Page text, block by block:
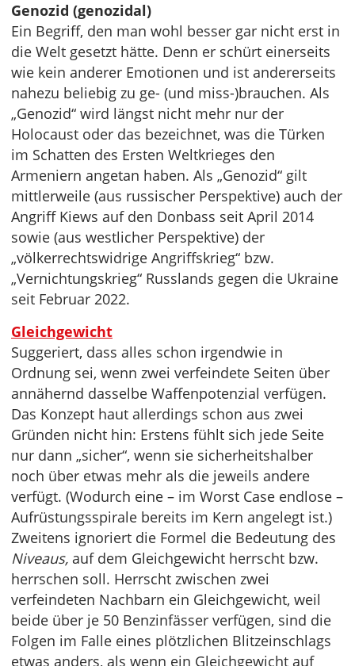
Genozid (genozidal)
Ein Begriff, den man wohl besser gar nicht erst in
die Welt gesetzt hätte. Denn er schürt einerseits
wie kein anderer Emotionen und ist andererseits
nahezu beliebig zu ge- (und miss-)brauchen. Als
„Genozid“ wird längst nicht mehr nur der
Holocaust oder das bezeichnet, was die Türken
im Schatten des Ersten Weltkrieges den
Armeniern angetan haben. Als „Genozid“ gilt
mittlerweile (aus russischer Perspektive) auch der
Angriff Kiews auf den Donbass seit April 2014
sowie (aus westlicher Perspektive) der
„völkerrechtswidrige Angriffskrieg“ bzw.
„Vernichtungskrieg“ Russlands gegen die Ukraine
seit Februar 2022.
Gleichgewicht
Suggeriert, dass alles schon irgendwie in
Ordnung sei, wenn zwei verfeindete Seiten über
annähernd dasselbe Waffenpotenzial verfügen.
Das Konzept haut allerdings schon aus zwei
Gründen nicht hin: Erstens fühlt sich jede Seite
nur dann „sicher“, wenn sie sicherheitshalber
noch über etwas mehr als die jeweils andere
verfügt. (Wodurch eine – im Worst Case endlose –
Aufrüstungsspirale bereits im Kern angelegt ist.)
Zweitens ignoriert die Formel die Bedeutung des
Niveaus, auf dem Gleichgewicht herrscht bzw.
herrschen soll. Herrscht zwischen zwei
verfeindeten Nachbarn ein Gleichgewicht, weil
beide über je 50 Benzinfässer verfügen, sind die
Folgen im Falle eines plötzlichen Blitzeinschlags
etwas anders, als wenn ein Gleichgewicht auf